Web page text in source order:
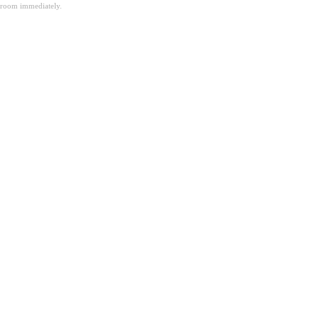
room immediately.